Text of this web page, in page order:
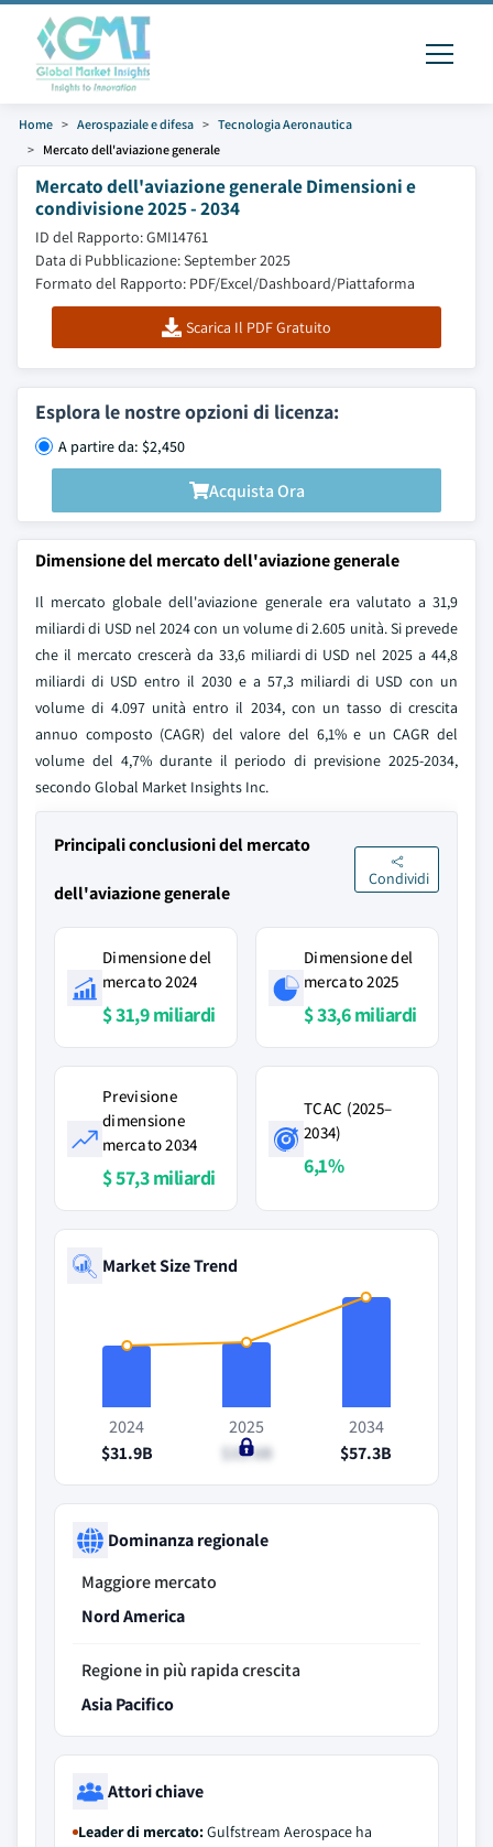
Home Aerospaziale e difesa
Tecnologia Aeronautica
Mercato dell'aviazione generale
Mercato dell'aviazione generale Dimensioni e
condivisione 2025 - 2034
ID del Rapporto: GMI14761
Data di Pubblicazione: September 2025
Formato del Rapporto: PDF/Excel/Dashboard/Piattaforma
Scarica Il PDF Gratuito
Esplora le nostre opzioni di licenza:
A partire da: $2,450
Acquista Ora
Dimensione del mercato dell'aviazione generale
Il mercato globale dell'aviazione generale era valutato a 31,9
miliardi di USD nel 2024 con un volume di 2.605 unità. Si prevede
che il mercato crescerà da 33,6 miliardi di USD nel 2025 a 44,8
miliardi di USD entro il 2030 e a 57,3 miliardi di USD con un
volume di 4.097 unità entro il 2034, con un tasso di crescita
annuo composto (CAGR) del valore del 6,1% e un CAGR del
volume del 4,7% durante il periodo di previsione 2025-2034,
secondo Global Market Insights Inc.
Principali conclusioni del mercato
dell'aviazione generale
Condividi
Dimensione del
mercato 2024
$ 31,9 miliardi
Dimensione del
mercato 2025
$ 33,6 miliardi
Previsione
dimensione
mercato 2034
$ 57,3 miliardi
TCAC (2025–
2034)
6,1%
Market Size Trend
2024
$31.9B
2025
$33.6B
2034
$57.3B
Dominanza regionale
Maggiore mercato
Nord America
Regione in più rapida crescita
Asia Pacifico
Attori chiave
Leader di mercato:Gulfstream Aerospace ha